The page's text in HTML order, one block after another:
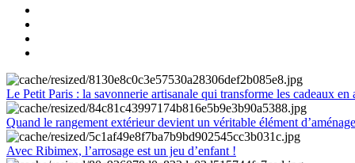
Le Petit Paris : la savonnerie artisanale qui transforme les cadeaux en
Quand le rangement extérieur devient un véritable élément
Avec Ribimex, l’arrosage est un jeu d’enfant !